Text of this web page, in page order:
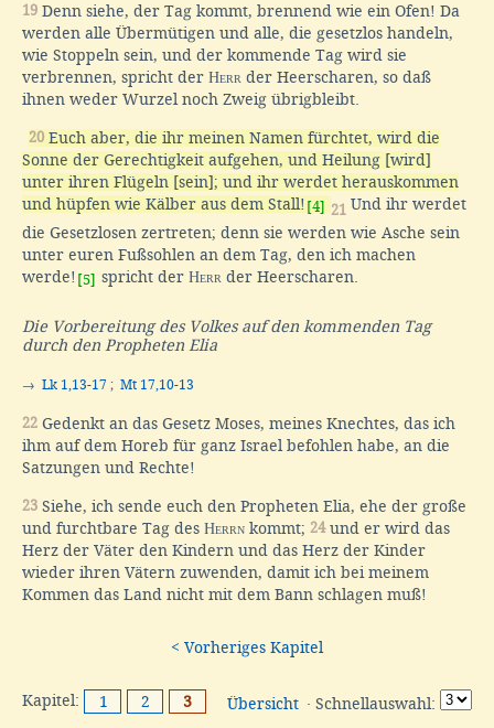
19 Denn siehe, der Tag kommt, brennend wie ein Ofen! Da
werden alle Übermütigen und alle, die gesetzlos handeln,
wie Stoppeln sein, und der kommende Tag wird sie
verbrennen, spricht der Herr der Heerscharen, so daß
ihnen weder Wurzel noch Zweig übrigbleibt.
20 Euch aber, die ihr meinen Namen fürchtet, wird die
Sonne der Gerechtigkeit aufgehen, und Heilung [wird]
unter ihren Flügeln [sein]; und ihr werdet herauskommen
und hüpfen wie Kälber aus dem Stall! [4] 21 Und ihr werdet
die Gesetzlosen zertreten; denn sie werden wie Asche sein
unter euren Fußsohlen an dem Tag, den ich machen
werde! [5] spricht der Herr der Heerscharen.
Die Vorbereitung des Volkes auf den kommenden Tag
durch den Propheten Elia
→ Lk 1,13-17 ; Mt 17,10-13
22 Gedenkt an das Gesetz Moses, meines Knechtes, das ich
ihm auf dem Horeb für ganz Israel befohlen habe, an die
Satzungen und Rechte!
23 Siehe, ich sende euch den Propheten Elia, ehe der große
und furchtbare Tag des Herrn kommt; 24und er wird das
Herz der Väter den Kindern und das Herz der Kinder
wieder ihren Vätern zuwenden, damit ich bei meinem
Kommen das Land nicht mit dem Bann schlagen muß!
< Vorheriges Kapitel
Kapitel: 1 2 3 Übersicht · Schnellauswahl: